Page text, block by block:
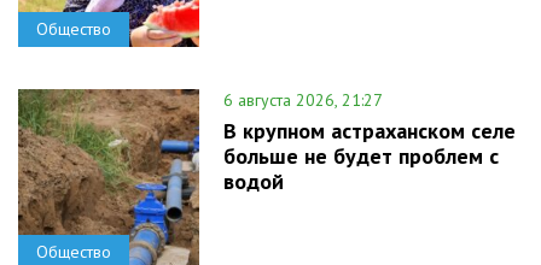
Общество
Общество
6 августа 2026, 21:27
В крупном астраханском селе
больше не будет проблем с
водой